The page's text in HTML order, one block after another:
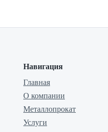
Навигация
Главная
О компании
Металлопрокат
Услуги